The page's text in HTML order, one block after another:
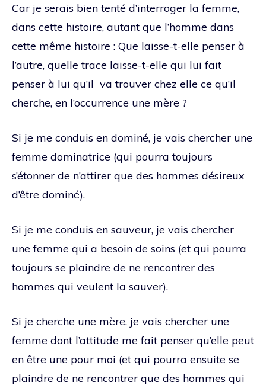
Car je serais bien tenté d’interroger la femme,
dans cette histoire, autant que l’homme dans
cette même histoire : Que laisse-t-elle penser à
l’autre, quelle trace laisse-t-elle qui lui fait
penser à lui qu’il va trouver chez elle ce qu’il
cherche, en l’occurrence une mère ?
Si je me conduis en dominé, je vais chercher une
femme dominatrice (qui pourra toujours
s’étonner de n’attirer que des hommes désireux
d’être dominé).
Si je me conduis en sauveur, je vais chercher
une femme qui a besoin de soins (et qui pourra
toujours se plaindre de ne rencontrer des
hommes qui veulent la sauver).
Si je cherche une mère, je vais chercher une
femme dont l’attitude me fait penser qu’elle peut
en être une pour moi (et qui pourra ensuite se
plaindre de ne rencontrer que des hommes qui